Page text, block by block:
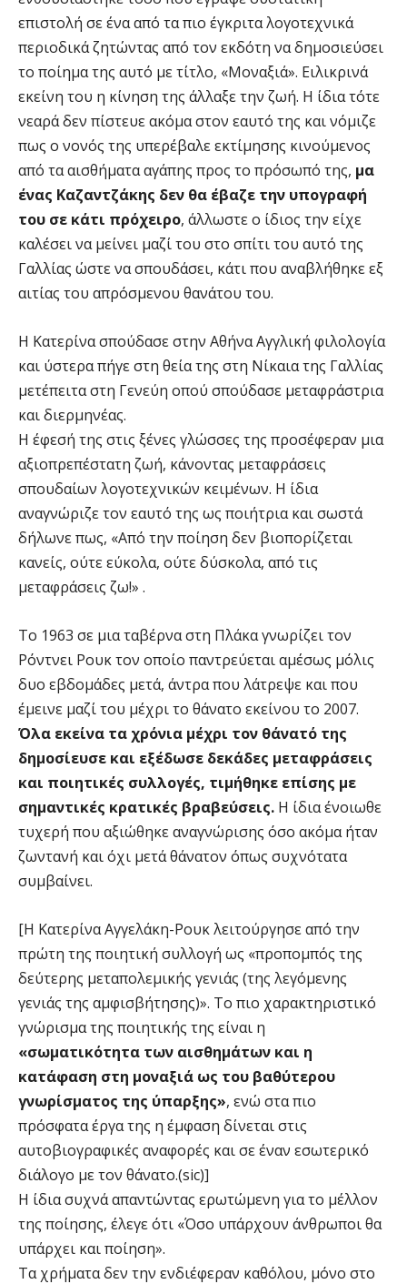
επιστολή σε ένα από τα πιο έγκριτα λογοτεχνικά
περιοδικά ζητώντας από τον εκδότη να δημοσιεύσει
το ποίημα της αυτό με τίτλο, «Μοναξιά». Ειλικρινά
εκείνη του η κίνηση της άλλαξε την ζωή. Η ίδια τότε
νεαρά δεν πίστευε ακόμα στον εαυτό της και νόμιζε
πως ο νονός της υπερέβαλε εκτίμησης κινούμενος
από τα αισθήματα αγάπης προς το πρόσωπό της, μα
ένας Καζαντζάκης δεν θα έβαζε την υπογραφή
του σε κάτι πρόχειρο, άλλωστε ο ίδιος την είχε
καλέσει να μείνει μαζί του στο σπίτι του αυτό της
Γαλλίας ώστε να σπουδάσει, κάτι που αναβλήθηκε εξ
αιτίας του απρόσμενου θανάτου του.
Η Κατερίνα σπούδασε στην Αθήνα Αγγλική φιλολογία
και ύστερα πήγε στη θεία της στη Νίκαια της Γαλλίας
μετέπειτα στη Γενεύη οπού σπούδασε μεταφράστρια
και διερμηνέας.
Η έφεσή της στις ξένες γλώσσες της προσέφεραν μια
αξιοπρεπέστατη ζωή, κάνοντας μεταφράσεις
σπουδαίων λογοτεχνικών κειμένων. Η ίδια
αναγνώριζε τον εαυτό της ως ποιήτρια και σωστά
δήλωνε πως, «Από την ποίηση δεν βιοπορίζεται
κανείς, ούτε εύκολα, ούτε δύσκολα, από τις
μεταφράσεις ζω!» .
Το 1963 σε μια ταβέρνα στη Πλάκα γνωρίζει τον
Ρόντνει Ρουκ τον οποίο παντρεύεται αμέσως μόλις
δυο εβδομάδες μετά, άντρα που λάτρεψε και που
έμεινε μαζί του μέχρι το θάνατο εκείνου το 2007.
Όλα εκείνα τα χρόνια μέχρι τον θάνατό της
δημοσίευσε και εξέδωσε δεκάδες μεταφράσεις
και ποιητικές συλλογές, τιμήθηκε επίσης με
σημαντικές κρατικές βραβεύσεις. Η ίδια ένοιωθε
τυχερή που αξιώθηκε αναγνώρισης όσο ακόμα ήταν
ζωντανή και όχι μετά θάνατον όπως συχνότατα
συμβαίνει.
[Η Κατερίνα Αγγελάκη-Ρουκ λειτούργησε από την
πρώτη της ποιητική συλλογή ως «προπομπός της
δεύτερης μεταπολεμικής γενιάς (της λεγόμενης
γενιάς της αμφισβήτησης)». Το πιο χαρακτηριστικό
γνώρισμα της ποιητικής της είναι η
«σωματικότητα των αισθημάτων και η
κατάφαση στη μοναξιά ως του βαθύτερου
γνωρίσματος της ύπαρξης», ενώ στα πιο
πρόσφατα έργα της η έμφαση δίνεται στις
αυτοβιογραφικές αναφορές και σε έναν εσωτερικό
διάλογο με τον θάνατο.(sic)]
Η ίδια συχνά απαντώντας ερωτώμενη για το μέλλον
της ποίησης, έλεγε ότι «Όσο υπάρχουν άνθρωποι θα
υπάρχει και ποίηση».
Τα χρήματα δεν την ενδιέφεραν καθόλου, μόνο στο